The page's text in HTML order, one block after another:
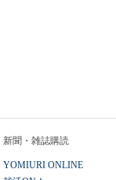
新聞・雑誌購読
YOMIURI ONLINE